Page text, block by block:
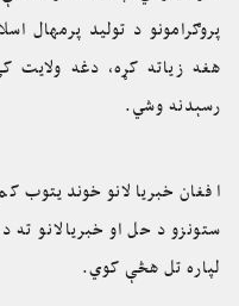
پروګرامونو د تولید پرمهال
هغه زیاته کړه، دغه ولايت
رسېدنه وشي.
افغان خبریالانو خوندیتوب
ستونزو د حل او خبریالانو ته
لپاره تل هڅې کوي.